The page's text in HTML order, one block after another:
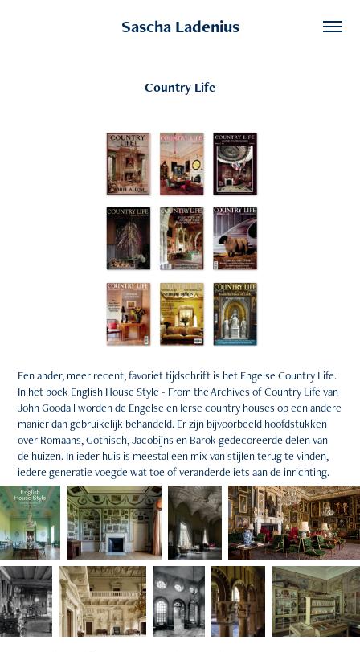
Sascha Ladenius
Country Life
Een ander, meer recent, favoriet tijdschrift is het Engelse Country Life.
In het boek English House Style - From the Archives of Country Life van
John Goodall worden de Engelse en Ierse country houses op een andere
manier dan gebruikelijk behandeld. Er zijn bijvoorbeeld hoofdstukken
over Romaans, Gothisch, Jacobijns en Barok gedecoreerde delen van
de huizen. In ieder huis is meestal een mix van stijlen terug te vinden,
iedere generatie voegde wat toe of veranderde iets aan de inrichting.